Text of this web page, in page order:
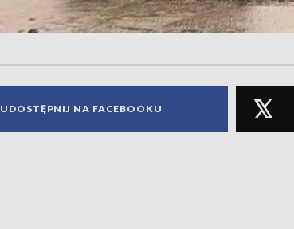
UDOSTĘPNIJ NA FACEBOOKU